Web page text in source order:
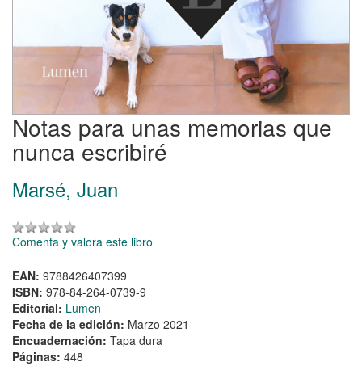
Notas para unas memorias que
nunca escribiré
Marsé, Juan
Comenta y valora este libro
EAN: 9788426407399
ISBN: 978-84-264-0739-9
Editorial: Lumen
Fecha de la edición: Marzo 2021
Encuadernación: Tapa dura
Páginas: 448